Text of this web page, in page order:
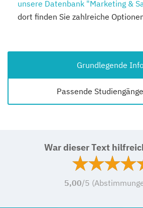
unsere Datenbank "Marketing &
dort finden Sie zahlreiche
Grundlegende
Passende
War dieser Text
5,00/5